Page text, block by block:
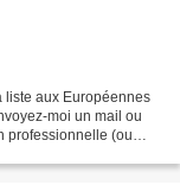
liste aux Européennes
moi un mail ou
professionnelle (ou